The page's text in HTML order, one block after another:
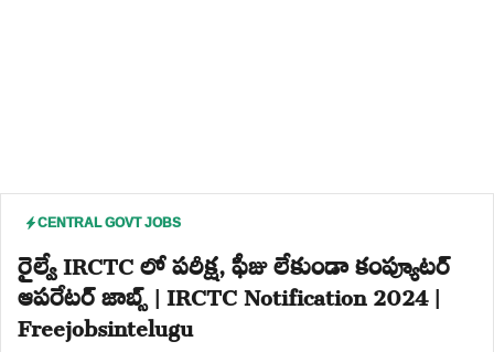
CENTRAL GOVT JOBS
రైల్వే IRCTC లో పరీక్ష, ఫీజు లేకుండా కంప్యూటర్
ఆపరేటర్ జాబ్స్ | IRCTC Notification 2024 |
Freejobsintelugu